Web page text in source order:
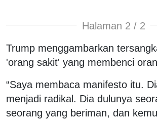
Halaman 2 / 2
Trump menggambarkan
'orang sakit' yang membenci
“Saya membaca manifesto itu.
menjadi radikal. Dia dulunya
seorang yang beriman, dan